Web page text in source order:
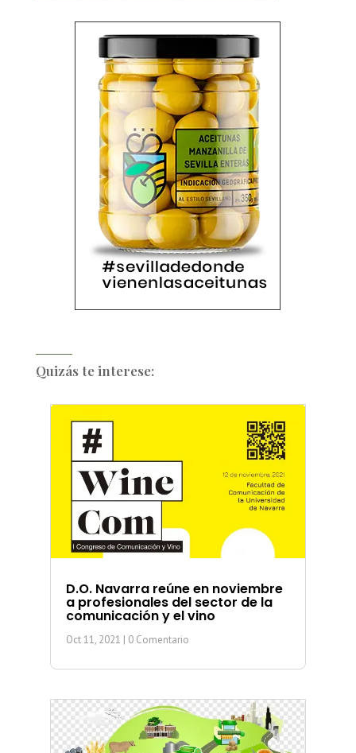
Quizás te interese:
D.O. Navarra reúne en noviembre
a profesionales del sector de la
comunicación y el vino
Oct 11, 2021 | 0 Comentario